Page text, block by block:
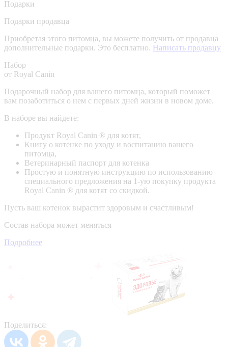
Подарки
Подарки продавца
Приобретая этого питомца, вы можете получить от продавца
дополнительные подарки. Это бесплатно. Написать продавцу
Набор
от Royal Canin
Подарочный набор для вашего питомца, который поможет
вам позаботиться о нем с первых дней жизни в новом доме.
В наборе вы найдете:
Продукт Royal Canin ® для котят,
Книгу о котенке по уходу и воспитанию вашего
питомца,
Ветеринарный паспорт для котенка
Простую и понятную инструкцию по использованию
специального предложения на 1-ую покупку продукта
Royal Canin ® для котят со скидкой.
Пусть ваш котенок вырастит здоровым и счастливым!
Состав набора может меняться
Подробнее
Поделиться: